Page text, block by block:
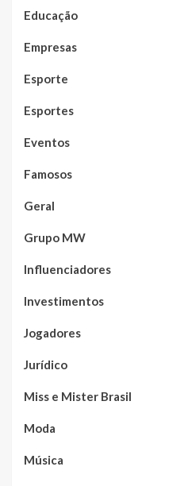
Educação
Empresas
Esporte
Esportes
Eventos
Famosos
Geral
Grupo MW
Influenciadores
Investimentos
Jogadores
Jurídico
Miss e Mister Brasil
Moda
Música